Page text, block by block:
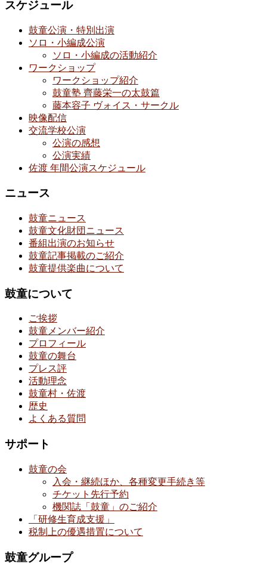
スケジュール
鼓童公演・特別出演
ソロ・小編成公演
ソロ・小編成の活動紹介
ワークショップ
ワークショップ紹介
鼓童塾 齊藤栄一の太鼓篇
藤本容子 ヴォイス・サークル
映像配信
交流学校公演
公演の感想
公演実績
佐渡 年間公演スケジュール
ニュース
鼓童ニュース
鼓童文化財団ニュース
番組出演のお知らせ
鼓童記事掲載のご紹介
鼓童提供楽曲について
鼓童について
ご挨拶
鼓童メンバー紹介
プロフィール
鼓童の舞台
プレス評
活動理念
鼓童村・佐渡
歴史
よくある質問
サポート
鼓童の会
入会・継続ほか、各種変更手続き等
チケット先行予約
機関誌「鼓童」のご紹介
「研修生育成支援」
税制上の優遇措置について
鼓童グループ